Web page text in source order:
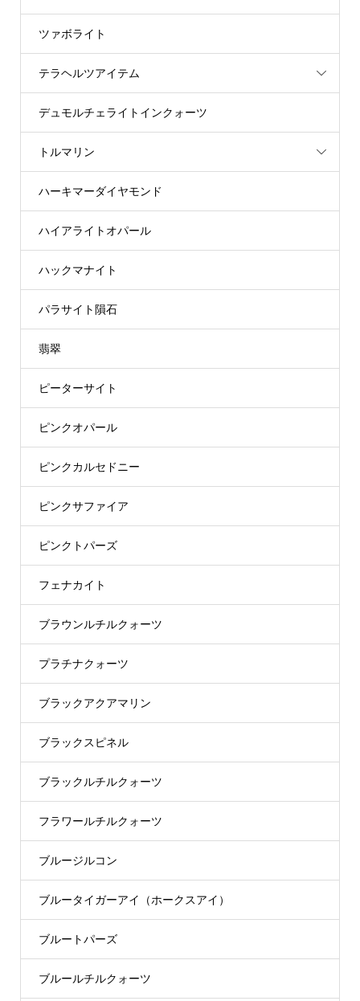
ツァボライト
テラヘルツアイテム
デュモルチェライトインクォーツ
トルマリン
ハーキマーダイヤモンド
ハイアライトオパール
ハックマナイト
パラサイト隕石
翡翠
ピーターサイト
ピンクオパール
ピンクカルセドニー
ピンクサファイア
ピンクトパーズ
フェナカイト
ブラウンルチルクォーツ
プラチナクォーツ
ブラックアクアマリン
ブラックスピネル
ブラックルチルクォーツ
フラワールチルクォーツ
ブルージルコン
ブルータイガーアイ（ホークスアイ）
ブルートパーズ
ブルールチルクォーツ